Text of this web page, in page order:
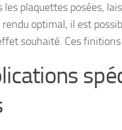
les plaquettes posées,
optimal, il est
souhaité. Ces